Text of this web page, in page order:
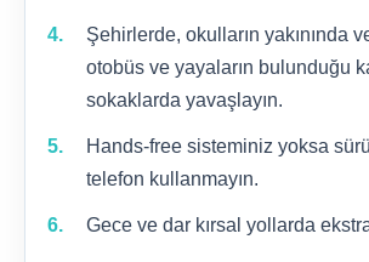
Şehirlerde, okulların yakınında
otobüs ve yayaların bulunduğu
sokaklarda yavaşlayın.
Hands-free sisteminiz yoksa
telefon kullanmayın.
Gece ve dar kırsal yollarda